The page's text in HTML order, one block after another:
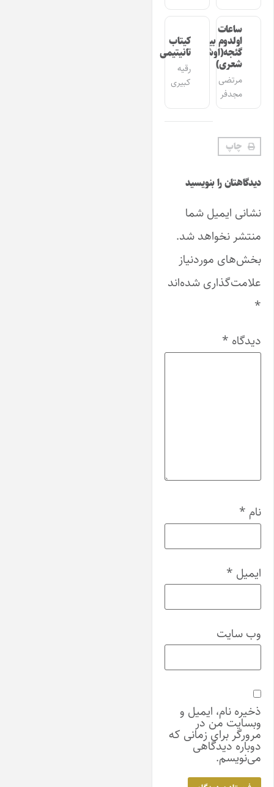
ساعات
اولدوم بیر
گئجه(اوشاق
شعری)
مرتضی
مجدفر
کیتاب
تانیتیمی
رقیه
کبیری
چاپ
دیدگاهتان را بنویسید
نشانی ایمیل شما
منتشر نخواهد شد.
بخش‌های موردنیاز
علامت‌گذاری شده‌اند
*
دیدگاه*
نام*
ایمیل *
وب‌ سایت
ذخیره نام، ایمیل و
وبسایت من در
مرورگر برای زمانی که
دوباره دیدگاهی
می‌نویسم.